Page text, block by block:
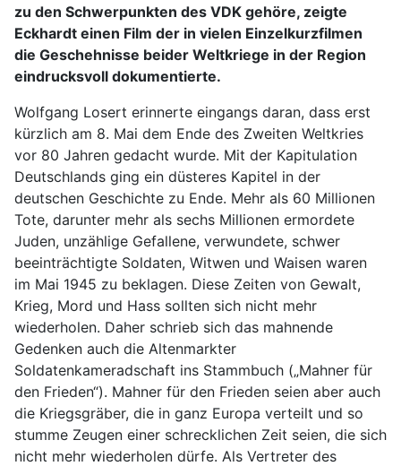
zu den Schwerpunkten des VDK gehöre, zeigte
Eckhardt einen Film der in vielen Einzelkurzfilmen
die Geschehnisse beider Weltkriege in der Region
eindrucksvoll dokumentierte.
Wolfgang Losert erinnerte eingangs daran, dass erst
kürzlich am 8. Mai dem Ende des Zweiten Weltkries
vor 80 Jahren gedacht wurde. Mit der Kapitulation
Deutschlands ging ein düsteres Kapitel in der
deutschen Geschichte zu Ende. Mehr als 60 Millionen
Tote, darunter mehr als sechs Millionen ermordete
Juden, unzählige Gefallene, verwundete, schwer
beeinträchtigte Soldaten, Witwen und Waisen waren
im Mai 1945 zu beklagen. Diese Zeiten von Gewalt,
Krieg, Mord und Hass sollten sich nicht mehr
wiederholen. Daher schrieb sich das mahnende
Gedenken auch die Altenmarkter
Soldatenkameradschaft ins Stammbuch („Mahner für
den Frieden“). Mahner für den Frieden seien aber auch
die Kriegsgräber, die in ganz Europa verteilt und so
stumme Zeugen einer schrecklichen Zeit seien, die sich
nicht mehr wiederholen dürfe. Als Vertreter des